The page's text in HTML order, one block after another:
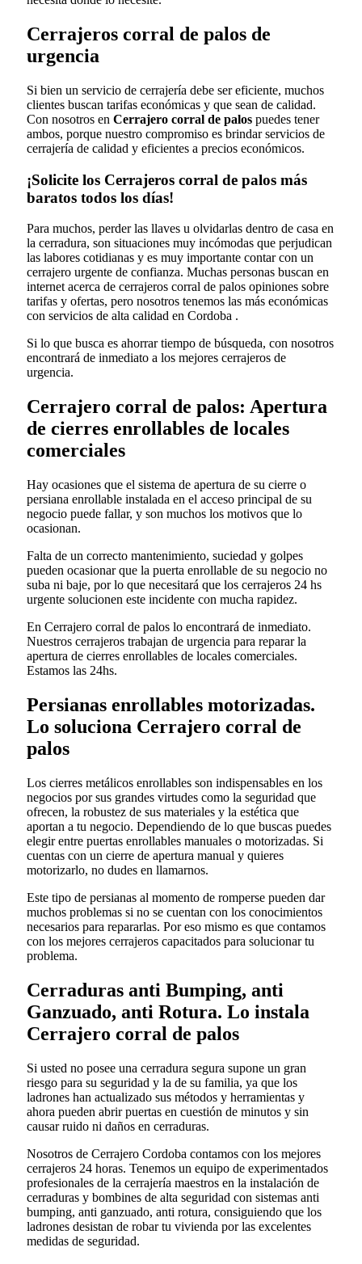
Cerrajeros corral de palos de
urgencia
Si bien un servicio de cerrajería debe ser eficiente, muchos
clientes buscan tarifas económicas y que sean de calidad.
Con nosotros en Cerrajero corral de palos puedes tener
ambos, porque nuestro compromiso es brindar servicios de
cerrajería de calidad y eficientes a precios económicos.
¡Solicite los Cerrajeros corral de palos más
baratos todos los días!
Para muchos, perder las llaves u olvidarlas dentro de casa en
la cerradura, son situaciones muy incómodas que perjudican
las labores cotidianas y es muy importante contar con un
cerrajero urgente de confianza. Muchas personas buscan en
internet acerca de cerrajeros corral de palos opiniones sobre
tarifas y ofertas, pero nosotros tenemos las más económicas
con servicios de alta calidad en Cordoba .
Si lo que busca es ahorrar tiempo de búsqueda, con nosotros
encontrará de inmediato a los mejores cerrajeros de
urgencia.
Cerrajero corral de palos: Apertura
de cierres enrollables de locales
comerciales
Hay ocasiones que el sistema de apertura de su cierre o
persiana enrollable instalada en el acceso principal de su
negocio puede fallar, y son muchos los motivos que lo
ocasionan.
Falta de un correcto mantenimiento, suciedad y golpes
pueden ocasionar que la puerta enrollable de su negocio no
suba ni baje, por lo que necesitará que los cerrajeros 24 hs
urgente solucionen este incidente con mucha rapidez.
En Cerrajero corral de palos lo encontrará de inmediato.
Nuestros cerrajeros trabajan de urgencia para reparar la
apertura de cierres enrollables de locales comerciales.
Estamos las 24hs.
Persianas enrollables motorizadas.
Lo soluciona Cerrajero corral de
palos
Los cierres metálicos enrollables son indispensables en los
negocios por sus grandes virtudes como la seguridad que
ofrecen, la robustez de sus materiales y la estética que
aportan a tu negocio. Dependiendo de lo que buscas puedes
elegir entre puertas enrollables manuales o motorizadas. Si
cuentas con un cierre de apertura manual y quieres
motorizarlo, no dudes en llamarnos.
Este tipo de persianas al momento de romperse pueden dar
muchos problemas si no se cuentan con los conocimientos
necesarios para repararlas. Por eso mismo es que contamos
con los mejores cerrajeros capacitados para solucionar tu
problema.
Cerraduras anti Bumping, anti
Ganzuado, anti Rotura. Lo instala
Cerrajero corral de palos
Si usted no posee una cerradura segura supone un gran
riesgo para su seguridad y la de su familia, ya que los
ladrones han actualizado sus métodos y herramientas y
ahora pueden abrir puertas en cuestión de minutos y sin
causar ruido ni daños en cerraduras.
Nosotros de Cerrajero Cordoba contamos con los mejores
cerrajeros 24 horas. Tenemos un equipo de experimentados
profesionales de la cerrajería maestros en la instalación de
cerraduras y bombines de alta seguridad con sistemas anti
bumping, anti ganzuado, anti rotura, consiguiendo que los
ladrones desistan de robar tu vivienda por las excelentes
medidas de seguridad.